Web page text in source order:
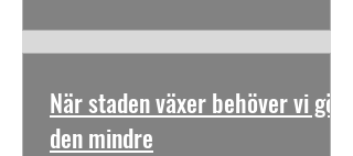
När staden växer behöver vi göra
den mindre